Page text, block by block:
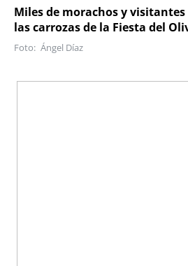
Miles de morachos y
las carrozas de la Fiesta del
Ángel Díaz